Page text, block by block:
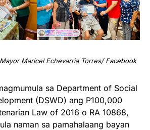
Maricel Echevarria Torres/ Facebook
sa Department of Social
(DSWD) ang P100,000
Law of 2016 o RA 10868,
naman sa pamahalaang bayan